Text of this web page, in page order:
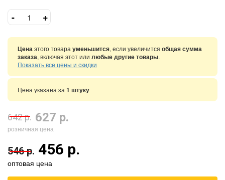
- +
Ценаэтого товара уменьшится, если увеличится общая сумма
заказа, включая этот или любые другие товары.
Показать все цены и скидки
Цена указана за 1 штуку
642 р. 627 р.
розничная цена
546 р. 456 р.
оптовая цена